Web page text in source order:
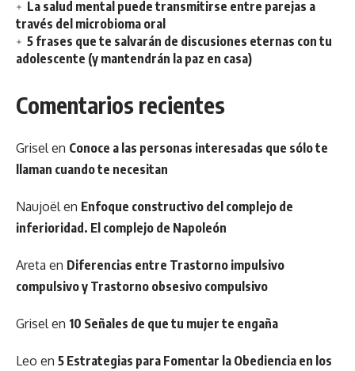
La salud mental puede transmitirse entre parejas a
través del microbioma oral
5 frases que te salvarán de discusiones eternas con tu
adolescente (y mantendrán la paz en casa)
Comentarios recientes
Grisel en Conoce a las personas interesadas que sólo te
llaman cuando te necesitan
Naujoël en Enfoque constructivo del complejo de
inferioridad. El complejo de Napoleón
Areta en Diferencias entre Trastorno impulsivo
compulsivo y Trastorno obsesivo compulsivo
Grisel en 10 Señales de que tu mujer te engaña
Leo en 5 Estrategias para Fomentar la Obediencia en los